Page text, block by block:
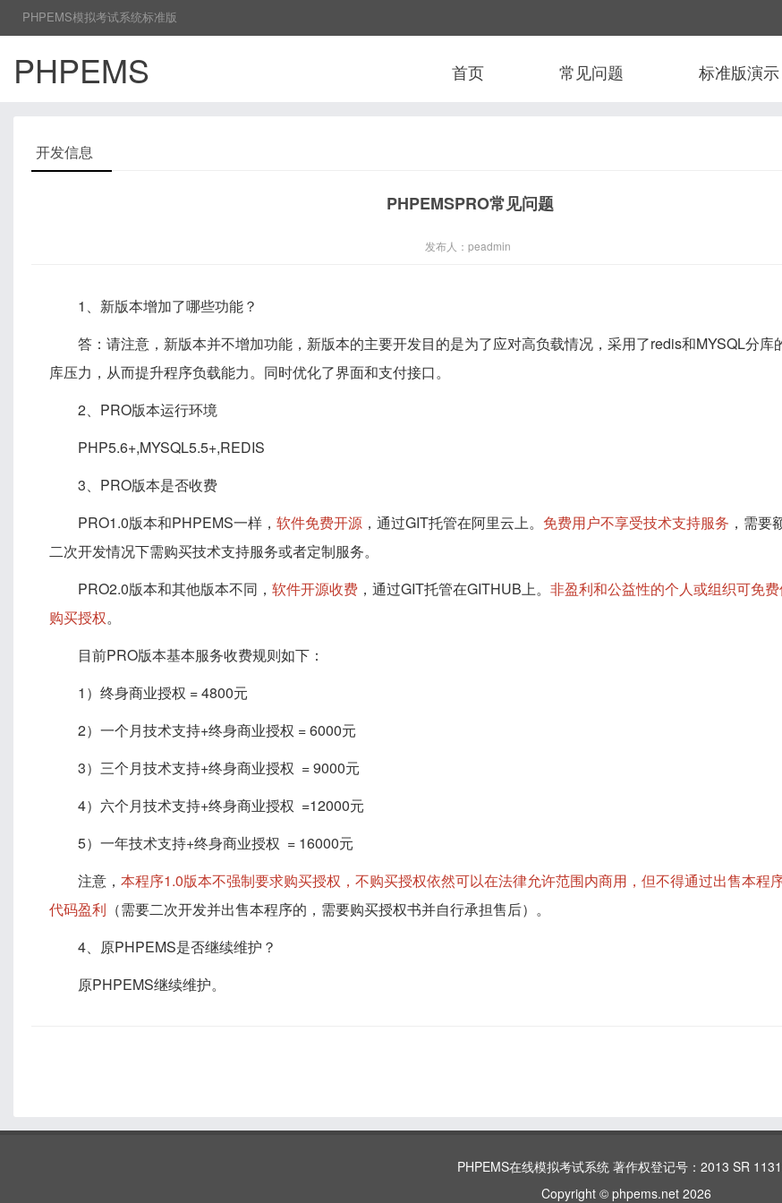
PHPEMS模拟考试系统标准版
PHPEMS 首页 常见问题 标准版演示
开发信息
PHPEMSPRO常见问题
发布人：peadmin
1、新版本增加了哪些功能？
答：请注意，新版本并不增加功能，新版本的主要开发目的是为了应对高负载情况，采用了redis和MYSQL分库
库压力，从而提升程序负载能力。同时优化了界面和支付接口。
2、PRO版本运行环境
PHP5.6+,MYSQL5.5+,REDIS
3、PRO版本是否收费
PRO1.0版本和PHPEMS一样， 软件免费开源 ，通过GIT托管在阿里云上。 免费用户不享受技术支持服务 ，需要
二次开发情况下需购买技术支持服务或者定制服务。
PRO2.0版本和其他版本不同， 软件开源收费 ，通过GIT托管在GITHUB上。 非盈利和公益性的个人或组织可免
购买授权。
目前PRO版本基本服务收费规则如下：
1）终身商业授权 = 4800元
2）一个月技术支持+终身商业授权 = 6000元
3）三个月技术支持+终身商业授权 = 9000元
4）六个月技术支持+终身商业授权 =12000元
5）一年技术支持+终身商业授权 = 16000元
注意， 本程序1.0版本不强制要求购买授权，不购买授权依然可以在法律允许范围内商用，但不得通过出售本程
代码盈利 （需要二次开发并出售本程序的，需要购买授权书并自行承担售后）。
4、原PHPEMS是否继续维护？
原PHPEMS继续维护。
PHPEMS在线模拟考试系统 著作权登记号：2013 SR
Copyright © phpems.net 2026